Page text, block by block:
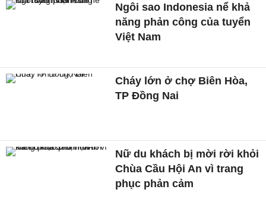
Ngôi sao Indonesia nể khả
năng phản công của tuyển
Việt Nam
Cháy lớn ở chợ Biên Hòa,
TP Đồng Nai
Nữ du khách bị mời rời khỏi
Chùa Cầu Hội An vì trang
phục phản cảm